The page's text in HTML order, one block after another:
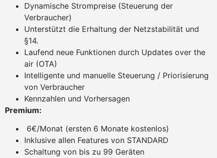
Dynamische Strompreise (Steuerung der
Verbraucher)
Unterstützt die Erhaltung der Netzstabilität und
§14.
Laufend neue Funktionen durch Updates over the
air (OTA)
Intelligente und manuelle Steuerung / Priorisierung
von Verbraucher
Kennzahlen und Vorhersagen
Premium:
6€/Monat (ersten 6 Monate kostenlos)
Inklusive allen Features von STANDARD
Schaltung von bis zu 99 Geräten